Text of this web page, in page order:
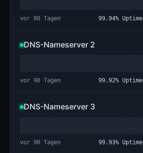
vor 90 Tagen 99.94% Uptime
DNS-Nameserver 2
vor 90 Tagen 99.92% Uptime
DNS-Nameserver 3
vor 90 Tagen 99.93% Uptime